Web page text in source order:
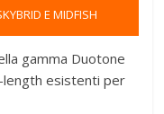
E MIDFISH
gamma Duotone
length esistenti per